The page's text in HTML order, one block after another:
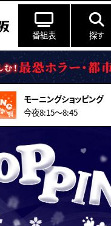
番組表 探す
モーニングショッピング
今夜8:15〜8:45